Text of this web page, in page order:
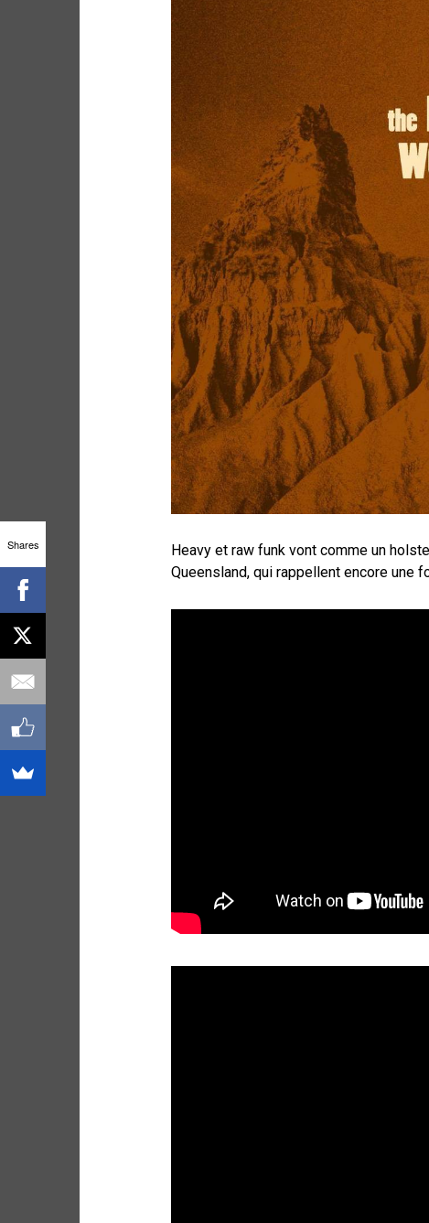
Heavy et raw funk vont comme un
Queensland, qui rappellent encore une
Shares